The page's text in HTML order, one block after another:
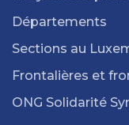
Départements
Sections au
Frontalières et
ONG Solidarité